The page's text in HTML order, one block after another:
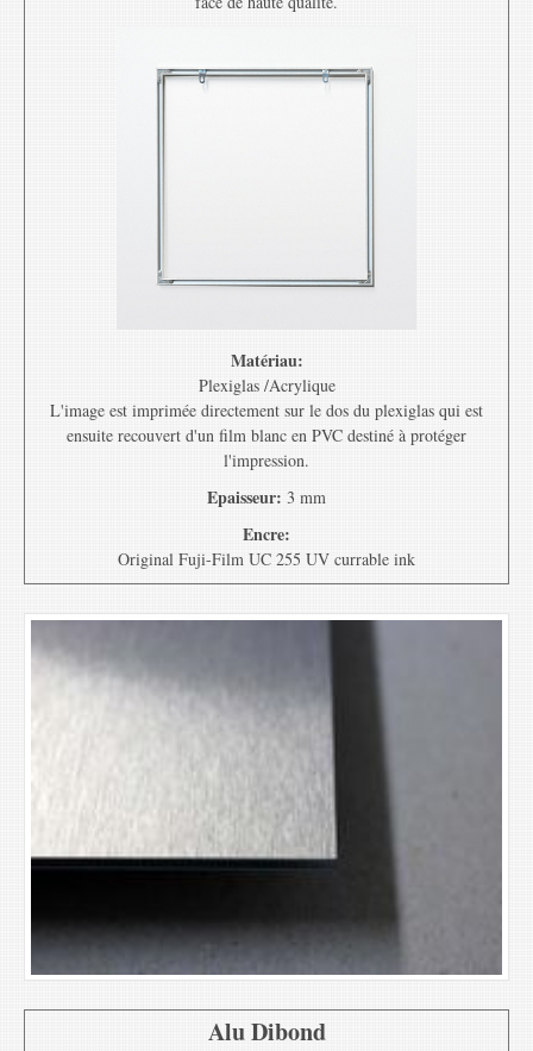
Matériau:
Plexiglas /Acrylique
L'image est imprimée directement sur le dos du plexiglas qui est
ensuite recouvert d'un film blanc en PVC destiné à protéger
l'impression.
Epaisseur: 3 mm
Encre:
Original Fuji-Film UC 255 UV currable ink
Alu Dibond